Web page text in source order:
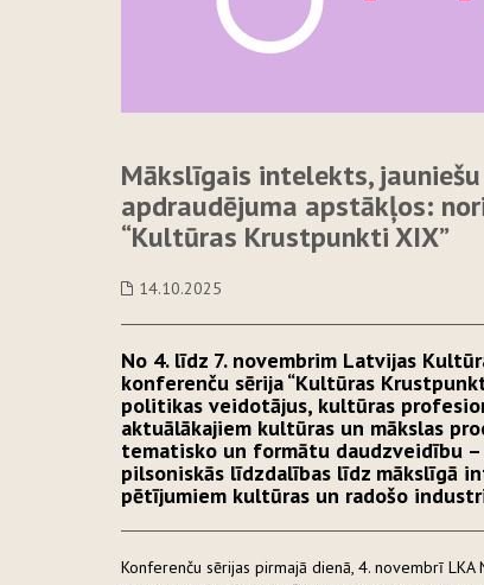
Mākslīgais intelekts,
apdraudējuma apstākļos:
“Kultūras Krustpunkti XIX”
14.10.2025
No 4. līdz 7. novembrim Latvijas
konferenču sērija “Kultūras
politikas veidotājus, kultūras
aktuālākajiem kultūras un mākslas
tematisko un formātu daudzveidību
pilsoniskās līdzdalības līdz mākslīgā
pētījumiem kultūras un radošo
Konferenču sērijas pirmajā dienā, 4. novembrī